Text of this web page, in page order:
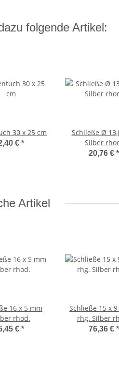
folgende Artikel:
30 x 25 cm
€ *
Schließe Ø
Silber
20,76 € *
Artikel
16 x 5 mm
rhod.
€ *
Schließe 15 x
rhg. Silber
76,36 € *